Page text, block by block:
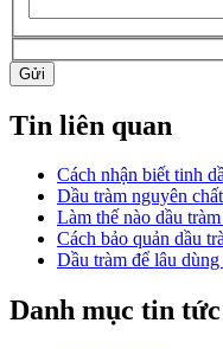
Gửi
Tin liên quan
Cách nhận biết tinh
Dầu tràm nguyên
Làm thế nào dầu
Cách bảo quản dầu
Dầu tràm để lâu
Danh mục tin tức